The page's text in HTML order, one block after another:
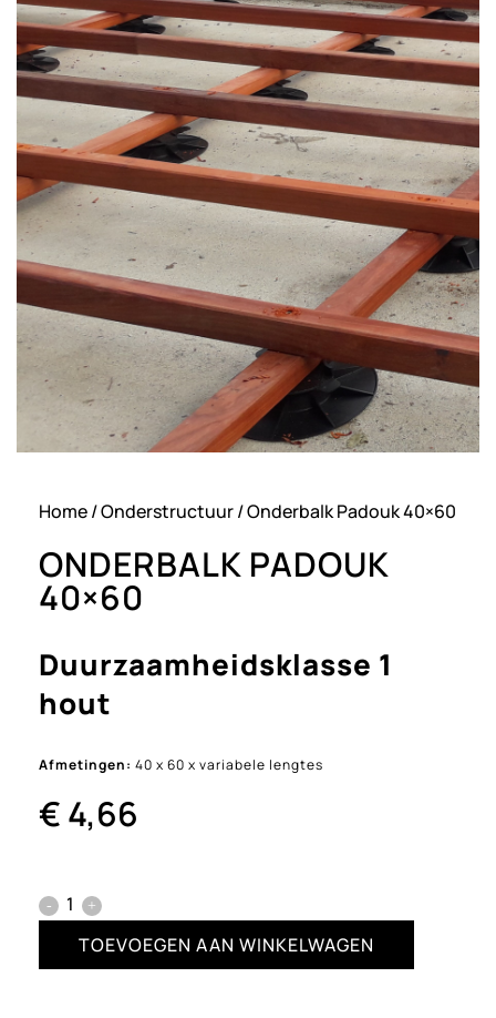
Home/Onderstructuur/ Onderbalk Padouk 40×60
ONDERBALK PADOUK
40×60
Duurzaamheidsklasse 1
hout
Afmetingen: 40 x 60 x variabele lengtes
€4,66
TOEVOEGEN AAN WINKELWAGEN